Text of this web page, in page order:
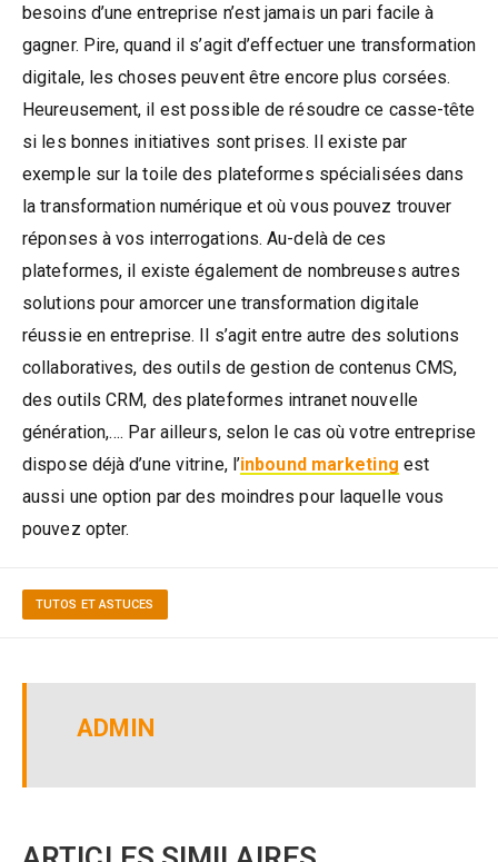
besoins d’une entreprise n’est jamais un pari facile à
gagner. Pire, quand il s’agit d’effectuer une transformation
digitale, les choses peuvent être encore plus corsées.
Heureusement, il est possible de résoudre ce casse-tête
si les bonnes initiatives sont prises. Il existe par
exemple sur la toile des plateformes spécialisées dans
la transformation numérique et où vous pouvez trouver
réponses à vos interrogations. Au-delà de ces
plateformes, il existe également de nombreuses autres
solutions pour amorcer une transformation digitale
réussie en entreprise. Il s’agit entre autre des solutions
collaboratives, des outils de gestion de contenus CMS,
des outils CRM, des plateformes intranet nouvelle
génération,…. Par ailleurs, selon le cas où votre entreprise
dispose déjà d’une vitrine, l’inbound marketing est
aussi une option par des moindres pour laquelle vous
pouvez opter.
TUTOS ET ASTUCES
ADMIN